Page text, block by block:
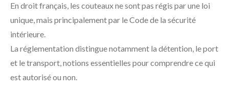
En droit français, les couteaux ne sont pas régis par une loi
unique, mais principalement par le Code de la sécurité
intérieure.
La réglementation distingue notamment la détention, le port
et le transport, notions essentielles pour comprendre ce qui
est autorisé ou non.